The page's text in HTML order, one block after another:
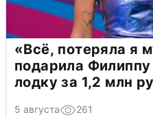
«Всё, потеряла я
подарила
лодку за 1,2 млн
5 августа 261